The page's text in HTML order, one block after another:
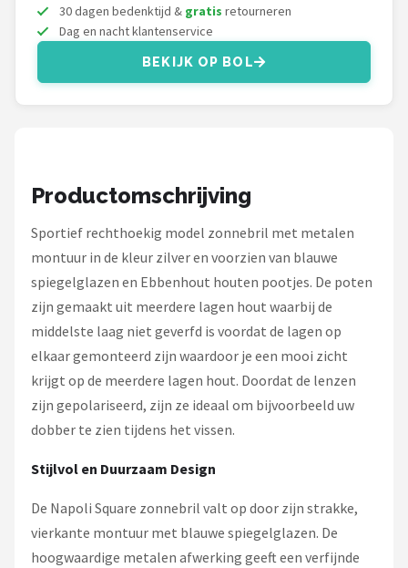
Serengeti
Alle merken →
30 dagen bedenktijd & gratis retourneren
Dag en nacht klantenservice
BEKIJK OP BOL
Productomschrijving
Sportief rechthoekig model zonnebril met metalen
montuur in de kleur zilver en voorzien van blauwe
spiegelglazen en Ebbenhout houten pootjes. De poten
zijn gemaakt uit meerdere lagen hout waarbij de
middelste laag niet geverfd is voordat de lagen op
elkaar gemonteerd zijn waardoor je een mooi zicht
krijgt op de meerdere lagen hout. Doordat de lenzen
zijn gepolariseerd, zijn ze ideaal om bijvoorbeeld uw
dobber te zien tijdens het vissen.
Stijlvol en Duurzaam Design
De Napoli Square zonnebril valt op door zijn strakke,
vierkante montuur met blauwe spiegelglazen. De
hoogwaardige metalen afwerking geeft een verfijnde